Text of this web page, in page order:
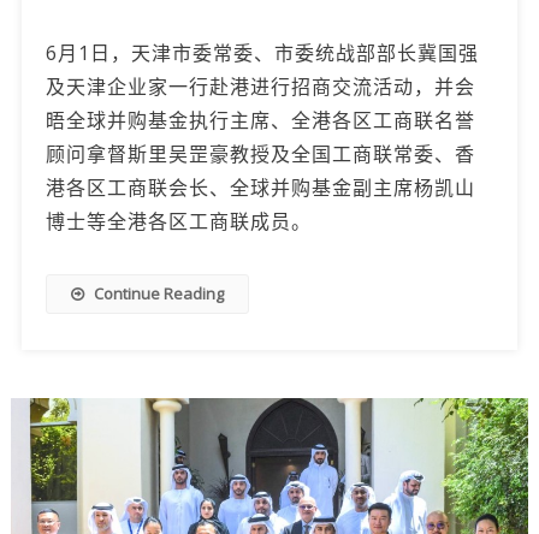
6月1日，天津市委常委、市委统战部部长冀国强
及天津企业家一行赴港进行招商交流活动，并会
晤全球并购基金执行主席、全港各区工商联名誉
顾问拿督斯里吴罡豪教授及全国工商联常委、香
港各区工商联会长、全球并购基金副主席杨凯山
博士等全港各区工商联成员。
Continue Reading